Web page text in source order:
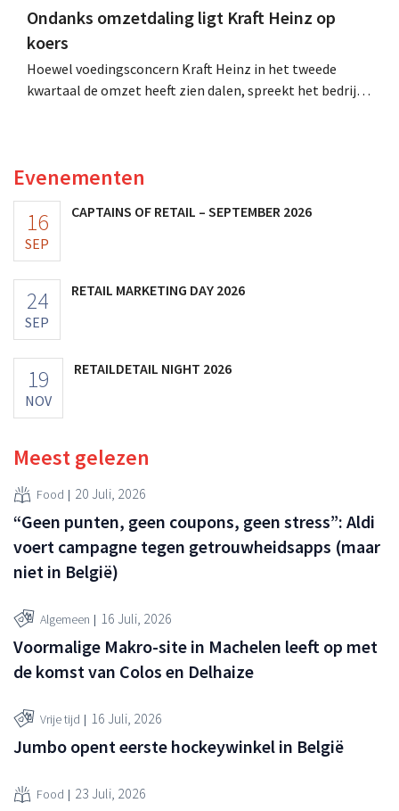
Ondanks omzetdaling ligt Kraft Heinz op
koers
Hoewel voedingsconcern Kraft Heinz in het tweede
kwartaal de omzet heeft zien dalen, spreekt het bedrijf
Evenementen
16
SEP
CAPTAINS OF RETAIL – SEPTEMBER 2026
24
SEP
RETAIL MARKETING DAY 2026
19
NOV
RETAILDETAIL NIGHT 2026
Meest gelezen
Food 20 Juli, 2026
“Geen punten, geen coupons, geen stress”: Aldi
voert campagne tegen getrouwheidsapps (maar
niet in België)
Algemeen 16 Juli, 2026
Voormalige Makro-site in Machelen leeft op met
de komst van Colos en Delhaize
Vrije tijd 16 Juli, 2026
Jumbo opent eerste hockeywinkel in België
Food 23 Juli, 2026